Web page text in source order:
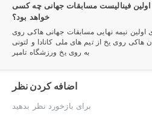
اولین فینالیست مسابقات جهانی چه کسی
خواهد بود؟
اولین نیمه نهایی مسابقات جهانی هاکی روی
هاکی روی یخ از تیم های ملی کانادا و لتونی
به روی یخ ورزشگاه تامپر
اضافه کردن نظر
برای بازخورد نظر بدهید